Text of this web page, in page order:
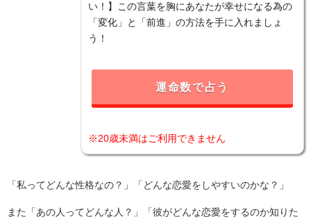
い！】この言葉を胸にあなたが幸せになる為の
「変化」と「前進」の方法を手に入れましょ
う！
運命数で占う
※20歳未満はご利用できません
「私ってどんな性格なの？」「どんな恋愛をしやすいのかな？」
また「あの人ってどんな人？」「彼がどんな恋愛をするのか知りた